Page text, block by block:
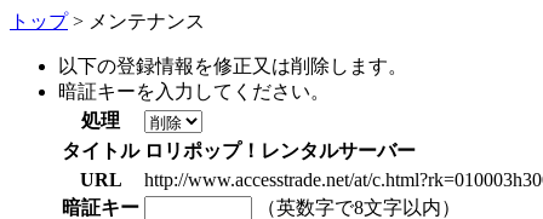
トップ> メンテナンス
以下の登録情報を修正又は削除します。
暗証キーを入力してください。
処理
タイトル ロリポップ！レンタルサーバー
URL
http://www.accesstrade.net/at/
暗証キー
（英数字で8文字以内）